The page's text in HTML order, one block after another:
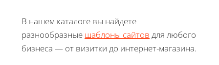
В нашем каталоге вы найдете
разнообразные шаблоны сайтов для любого
бизнеса — от визитки до интернет-магазина.